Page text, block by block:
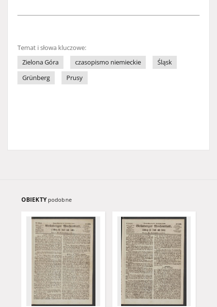
Temat i słowa kluczowe:
Zielona Góra
czasopismo niemieckie
Śląsk
Grünberg
Prusy
OBIEKTY podobne